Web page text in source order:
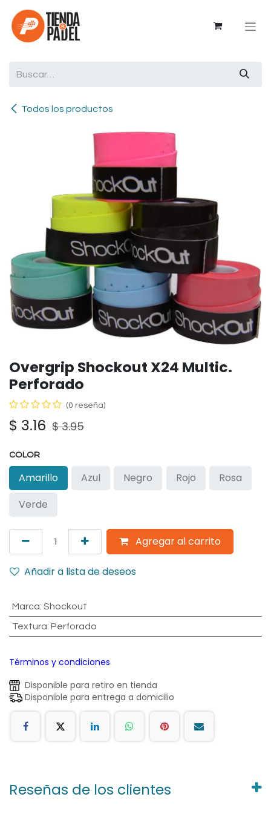
Ir al contenido
Todos los productos
Overgrip Shockout X24 Multic.
Perforado
(0 reseña)
$ 3.16 $3.95
COLOR
Amarillo Azul Negro Rojo
Rosa
Verde
Agregar al carrito
Añadir a lista de deseos
Marca: Shockout
Textura: Perforado
Términos y condiciones
Disponible para retiro en tienda
Disponible para entrega a domicilio
Reseñas de los clientes